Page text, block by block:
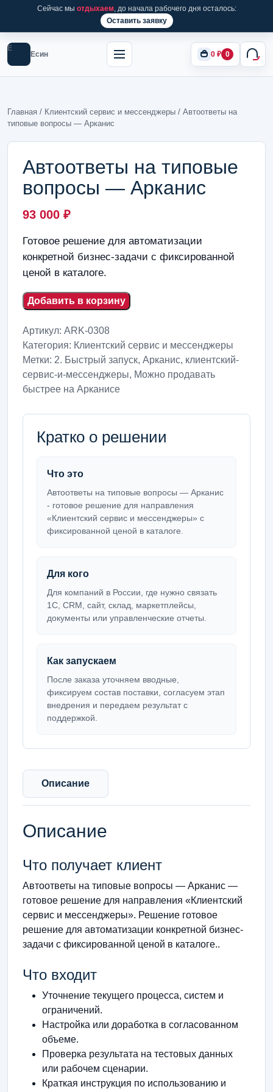
Сейчас мы отдыхаем, до начала рабочего дня осталось:
Оставить заявку
Е
Есин 0 ₽ 0
Главная / Клиентский сервис и мессенджеры / Автоответы на
типовые вопросы — Арканис
Автоответы на типовые
вопросы — Арканис
93 000 ₽
Готовое решение для автоматизации
конкретной бизнес-задачи с фиксированной
ценой в каталоге.
Добавить в корзину
Артикул: ARK-0308
Категория: Клиентский сервис и мессенджеры
Метки: 2. Быстрый запуск, Арканис, клиентский-
сервис-и-мессенджеры, Можно продавать
быстрее на Арканисе
Кратко о решении
Что это
Автоответы на типовые вопросы — Арканис
- готовое решение для направления
«Клиентский сервис и мессенджеры» с
фиксированной ценой в каталоге.
Для кого
Для компаний в России, где нужно связать
1С, CRM, сайт, склад, маркетплейсы,
документы или управленческие отчеты.
Как запускаем
После заказа уточняем вводные,
фиксируем состав поставки, согласуем этап
внедрения и передаем результат с
поддержкой.
Описание
Описание
Что получает клиент
Автоответы на типовые вопросы — Арканис —
готовое решение для направления «Клиентский
сервис и мессенджеры». Решение готовое
решение для автоматизации конкретной бизнес-
задачи с фиксированной ценой в каталоге..
Что входит
Уточнение текущего процесса, систем и
ограничений.
Настройка или доработка в согласованном
объеме.
Проверка результата на тестовых данных
или рабочем сценарии.
Краткая инструкция по использованию и